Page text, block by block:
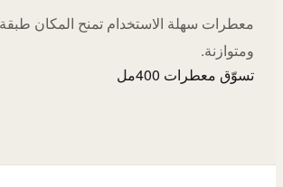
معطرات سهلة الاستخدام تمنح المكان
ومتوازنة.
تسوّق معطرات 400مل